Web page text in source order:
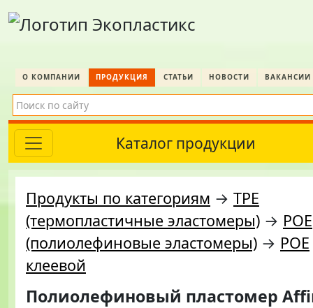
О КОМПАНИИ ПРОДУКЦИЯ СТАТЬИ НОВОСТИ ВАКАНСИИ
Каталог продукции
Продукты по категориям → TPE
(термопластичные эластомеры) → POE
(полиолефиновые эластомеры) → POE
клеевой
Полиолефиновый пластомер